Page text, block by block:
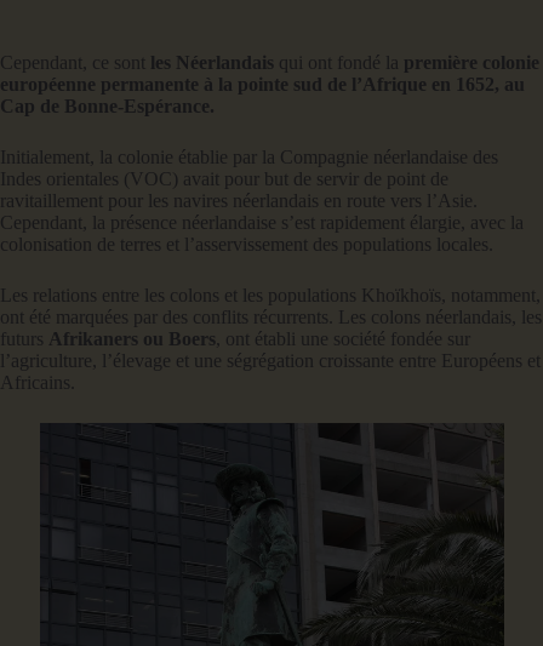
Cependant, ce sont les Néerlandais qui ont fondé la première colonie
européenne permanente à la pointe sud de l’Afrique en 1652, au
Cap de Bonne-Espérance.
Initialement, la colonie établie par la Compagnie néerlandaise des
Indes orientales (VOC) avait pour but de servir de point de
ravitaillement pour les navires néerlandais en route vers l’Asie.
Cependant, la présence néerlandaise s’est rapidement élargie, avec la
colonisation de terres et l’asservissement des populations locales.
Les relations entre les colons et les populations Khoïkhoïs, notamment,
ont été marquées par des conflits récurrents. Les colons néerlandais, les
futurs Afrikaners ou Boers, ont établi une société fondée sur
l’agriculture, l’élevage et une ségrégation croissante entre Européens et
Africains.